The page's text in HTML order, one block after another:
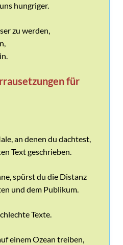
hungriger.
zu werden,
für
an denen du dachtest,
Text geschrieben.
spürst du die Distanz
und dem Publikum.
Texte.
einem Ozean treiben,